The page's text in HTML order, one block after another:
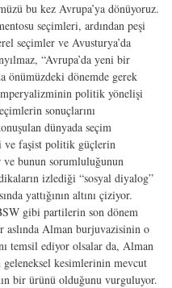
bu kez Avrupa’ya dönüyo­ruz.
seçimleri, ardından peşi
seçimler ve Avusturya’da
“Avrupa’da yeni bir
önümüzdeki dönemde gerek
politik yönelişi
sonuç­larını
dünyada seçim
ve faşist politik güçlerin
bunun sorumluluğunun
izlediği “sosyal diyalog”
yattığının altını çiziyor.
gibi partilerin son dönem
aslında Alman burjuvazisinin o
temsil ediyor olsalar da, Alman
geleneksel kesimlerinin mevcut
bir ürünü olduğunu vurguluyor.